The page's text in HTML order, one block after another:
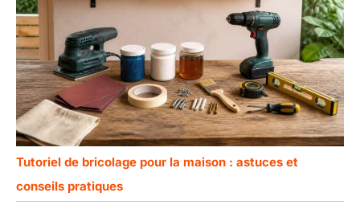
Tutoriel de bricolage pour la maison : astuces et
conseils pratiques